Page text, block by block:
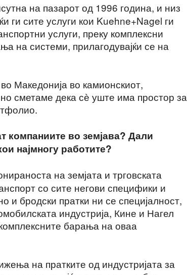
на пазарот од 1996 година, и низ
ги сите услуги кои Kuehne+Nagel ги
услуги, преку комплексни
на системи, прилагодувајќи се на
Македонија во камионскиот,
сметаме дека сѐ уште има простор за
компаниите во земјава? Дали
најмногу работите?
на земјата и трговската
со сите негови специфики и
и бродски пратки ни се специјалност,
индустрија, Кине и Нагел
барања на оваа
на пратките од индустријата за